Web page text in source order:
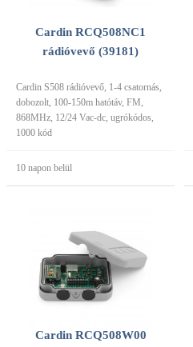
Cardin RCQ508NC1
rádióvevő (39181)
Cardin S508 rádióvevő, 1-4 csatornás,
dobozolt, 100-150m hatótáv, FM,
868MHz, 12/24 Vac-dc, ugrókódos,
1000 kód
10 napon belül
Cardin RCQ508W00